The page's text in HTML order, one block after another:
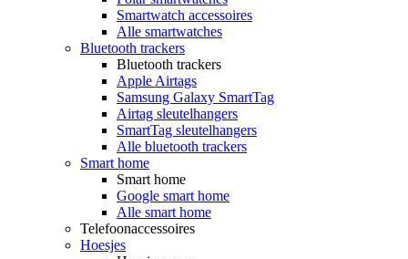
Smartwatch accessoires
Alle smartwatches
Bluetooth trackers
Bluetooth trackers
Apple Airtags
Samsung Galaxy SmartTag
Airtag sleutelhangers
SmartTag sleutelhangers
Alle bluetooth trackers
Smart home
Smart home
Google smart home
Alle smart home
Telefoonaccessoires
Hoesjes